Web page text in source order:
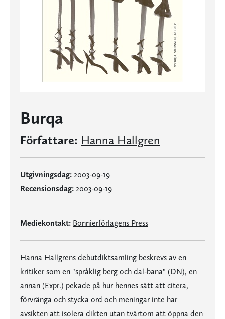
Burqa
Författare: Hanna Hallgren
Utgivningsdag: 2003-09-19
Recensionsdag: 2003-09-19
Mediekontakt: Bonnierförlagens Press
Hanna Hallgrens debutdiktsamling beskrevs av en
kritiker som en "språklig berg och dal-bana" (DN), en
annan (Expr.) pekade på hur hennes sätt att citera,
förvränga och stycka ord och meningar inte har
avsikten att isolera dikten utan tvärtom att öppna den